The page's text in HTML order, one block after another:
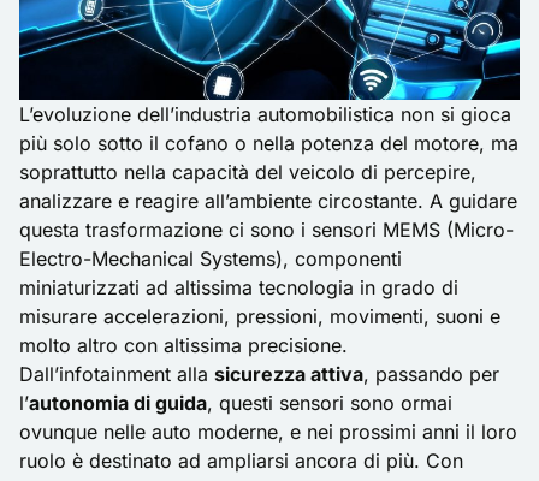
L’evoluzione dell’industria automobilistica non si gioca
più solo sotto il cofano o nella potenza del motore, ma
soprattutto nella capacità del veicolo di percepire,
analizzare e reagire all’ambiente circostante. A guidare
questa trasformazione ci sono i sensori MEMS (Micro-
Electro-Mechanical Systems), componenti
miniaturizzati ad altissima tecnologia in grado di
misurare accelerazioni, pressioni, movimenti, suoni e
molto altro con altissima precisione.
Dall’infotainment alla sicurezza attiva, passando per
l’autonomia di guida, questi sensori sono ormai
ovunque nelle auto moderne, e nei prossimi anni il loro
ruolo è destinato ad ampliarsi ancora di più. Con